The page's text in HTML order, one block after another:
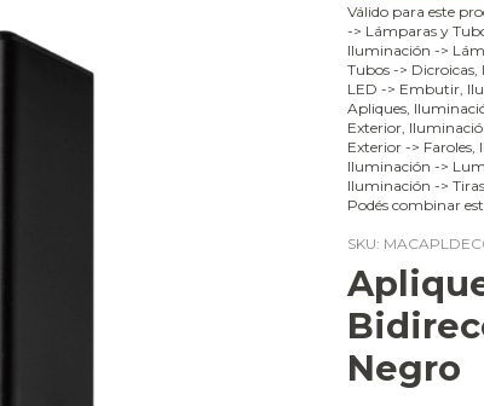
Válido para este
-> Lámparas y
Iluminación ->
Tubos ->
LED -> Embutir,
Apliques,
Exterior,
Exterior ->
Iluminación ->
Iluminación ->
Podés combinar
SKU:
Negro